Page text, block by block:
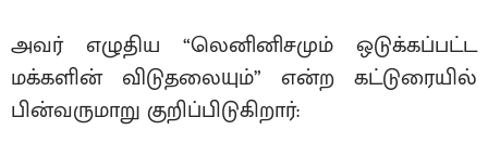
அவர் எழுதிய “லெனினிசமும் ஒடுக்கப்பட்ட
மக்களின் விடுதலையும்” என்ற கட்டுரையில்
பின்வருமாறு குறிப்பிடுகிறார்: